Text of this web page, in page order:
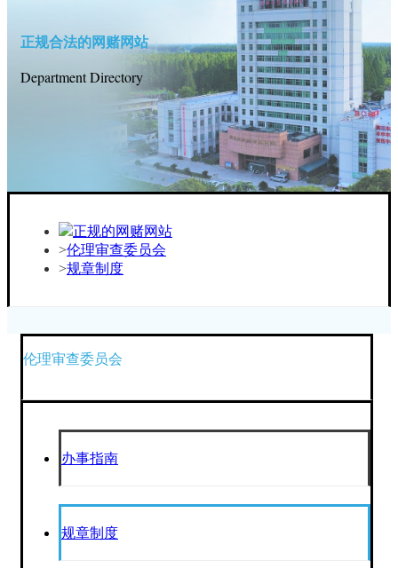
正规合法的网赌网站
Department Directory
正规的网赌网站
伦理审查委员会
规章制度
伦理审查委员会
办事指南
规章制度